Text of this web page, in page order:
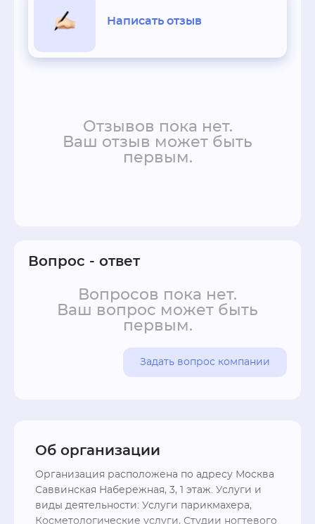
позволяющее реализовать несколько
Написать отзыв
Отзывов пока нет.
Ваш отзыв может быть
первым.
Вопрос - ответ
Вопросов пока нет.
Ваш вопрос может быть
первым.
Задать вопрос компании
Об организации
Организация расположена по адресу Москва
Саввинская Набережная, 3, 1 этаж. Услуги и
виды деятельности: Услуги парикмахера,
Косметологические услуги, Студии ногтевого